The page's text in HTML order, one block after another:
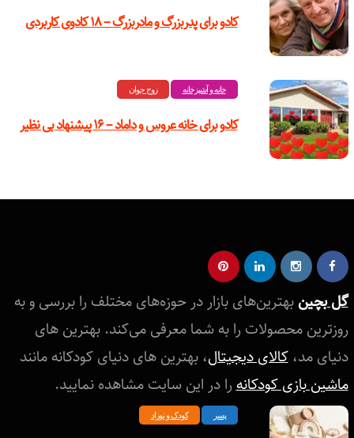
کادو برای پدربزرگ‌ و مادربزرگ – ۱۸ کادوی کاربردی
خانه و آشپزخانه زوج جوان
کادو برای خانه عروس و داماد – ۱۶ پیشنهاد بی نظیر
گل بچینبهترین‌های بازار در حوزه‌های مختلف را بررسی و به
روزترین محصولات را به شما معرفی می‌کند. بهترین های
دنیای مد، کالای دیجیتال ، بهترین های دنیای کودکانه مانند
ماشین بازی کودکانهرا در این سایت مشاهده نمایید.
پسر کودک و نوزاد